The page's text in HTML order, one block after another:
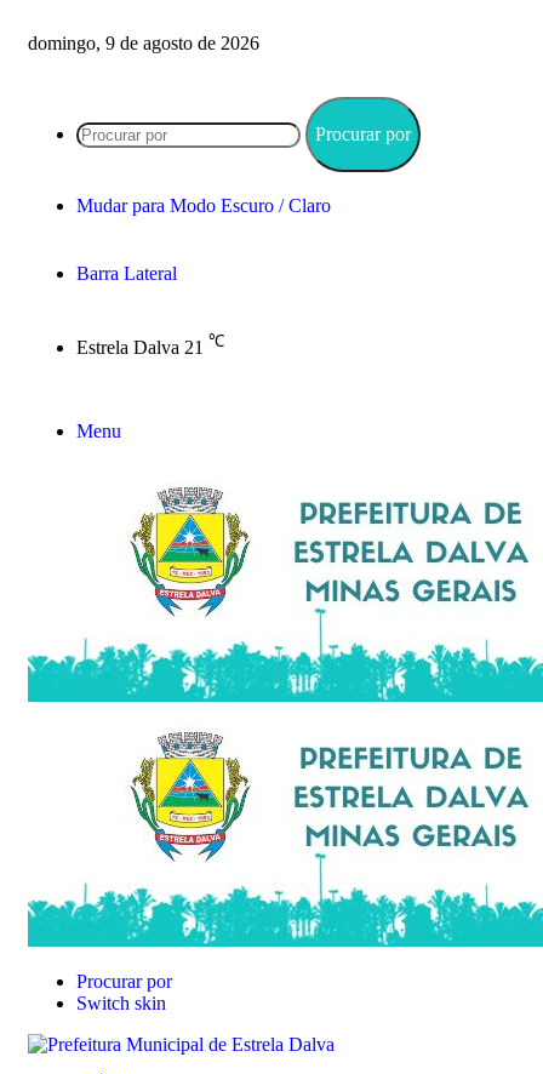
domingo, 9 de agosto de 2026
Procurar por
Mudar para Modo Escuro / Claro
Barra Lateral
Estrela Dalva 21 ℃
Menu
Procurar por
Switch skin